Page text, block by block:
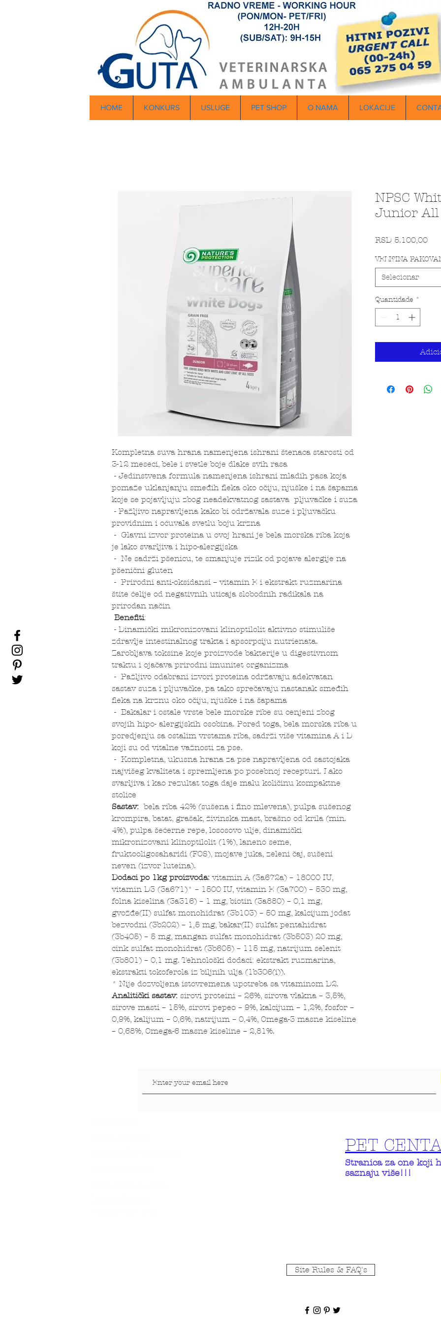
HOME KONKURS USLUGE PET SHOP O NAMA LOKACIJE
Kompletna suva hrana namenjena ishrani štenaca starosti od
3-12 meseci, bele i svetle boje dlake svih rasa
- Jedinstvena formula namenjena ishrani mladih pasa koja
pomaže uklanjanju smeđih fleka oko očiju, njuške i na šapama
koje se pojavljuju zbog neadekvatnog sastava pljuvačke i suza
- Pažljivo napravljena kako bi održavala suze i pljuvačku
providnim i oćuvala svetlu boju krzna
- Glavni izvor proteina u ovoj hrani je bela morska riba koja
je lako svarljiva i hipo-alergijska
- Ne sadrži pšenicu, te smanjuje rizik od pojave alergije na
pšenični gluten
- Prirodni anti-oksidansi – vitamin E i ekstrakt ruzmarina
štite ćelije od negativnih uticaja slobodnih radikala na
prirodan način
Benefiti:
- Dinamički mikronizovani klinoptilolit aktivno stimuliše
zdravlje intestinalnog trakta i apsorpciju nutrienata.
Zarobljava toksine koje proizvode bakterije u digestivnom
traktu i ojačava prirodni imunitet organizma
- Pažljivo odabrani izvori proteina održavaju adekvatan
sastav suza i pljuvačke, pa tako sprečavaju nastanak smeđih
fleka na krznu oko očiju, njuške i na šapama
- Bakalar i ostale vrste bele morske ribe su cenjeni zbog
svojih hipo- alergijskih osobina. Pored toga, bela morska riba u
poredjenju sa ostalim vrstama riba, sadrži više vitamina A i D
koji su od vitalne važnosti za pse.
- Kompletna, ukusna hrana za pse napravljena od sastojaka
najvišeg kvaliteta i spremljena po posebnoj recepturi. Lako
svarljiva i kao rezultat toga daje malu količinu kompaktne
stolice
Sastav: bela riba 42% (sušena i fino mlevena), pulpa sušenog
krompira, batat, grašak, živinska mast, brašno od krila (min.
4%), pulpa šećerne repe, lososovo ulje, dinamički
mikronizovani klinoptilolit (1%), laneno seme,
fruktooligosaharidi (FOS), mojave juka, zeleni čaj, sušeni
neven (izvor luteina).
Dodaci po 1kg proizvoda: vitamin A (3a672a) – 18000 IU,
vitamin D3 (3a671)* – 1500 IU, vitamin E (3a700) – 530 mg,
folna kiselina (3a316) – 1 mg, biotin (3a880) – 0,1 mg,
gvožđe(II) sulfat monohidrat (3b103) – 50 mg, kalcijum jodat
bezvodni (3b202) – 1,5 mg, bakar(II) sulfat pentahidrat
(3b405) – 5 mg, mangan sulfat monohidrat (3b503) 20 mg,
cink sulfat monohidrat (3b605) – 115 mg, natrijum selenit
(3b801) – 0,1 mg. Tehnološki dodaci: ekstrakt ruzmarina,
ekstrakti tokoferola iz biljnih ulja (1b306(i)).
* Nije dozvoljena istovremena upotreba sa vitaminom D2.
Analitički sastav: sirovi proteini – 26%, sirova vlakna – 3,5%,
sirove masti – 15%, sirovi pepeo – 9%, kalcijum – 1,2%, fosfor –
0,9%, kalijum – 0,6%, natrijum – 0,4%, Omega-3 masne kiseline
– 0,68%, Omega-6 masne kiseline – 2,81%.
NPSC
Junior All
RSD 5.100,00
VELI?INA
Selecionar
Quantidade *
PET
Stranica za one koji
saznaju više!!!
Site Rules & FAQ's